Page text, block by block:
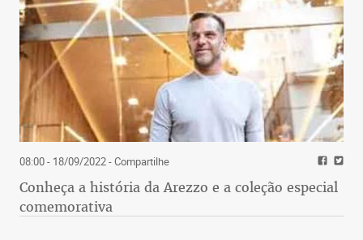
08:00 - 18/09/2022- Compartilhe
Conheça a história da Arezzo e a coleção especial
comemorativa